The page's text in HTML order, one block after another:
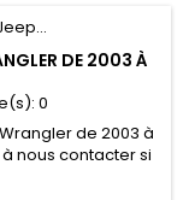
DE 2003 À
0
de 2003 à
nous contacter si